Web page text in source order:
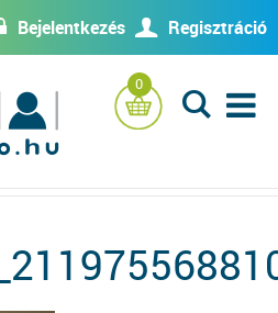
Bejelentkezés U Regisztráció
0
L